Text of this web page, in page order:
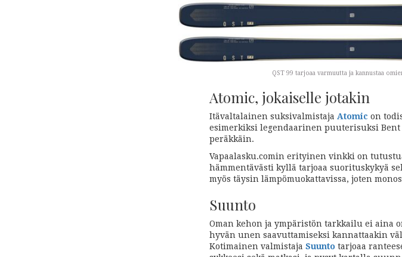
QST 99 tarjoaa varmuutta ja kannustaa
Atomic, jokaiselle jotakin
Itävaltalainen suksivalmistaja Atomic on
esimerkiksi legendaarinen puuterisuksi Bent
peräkkäin.
Vapaalasku.comin erityinen vinkki on
hämmentävästi kyllä tarjoaa suorituskykyä
myös täysin lämpömuokattavissa, joten
Suunto
Oman kehon ja ympäristön tarkkailu ei aina
hyvän unen saavuttamiseksi kannattaakin
Kotimainen valmistaja Suunto tarjoaa